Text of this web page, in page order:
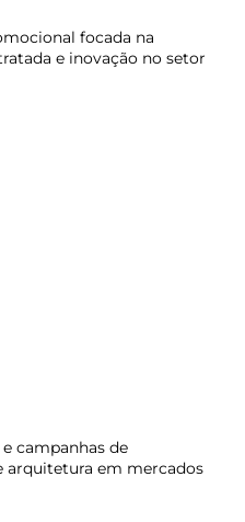
focada na
e inovação no setor
campanhas de
arquitetura em mercados